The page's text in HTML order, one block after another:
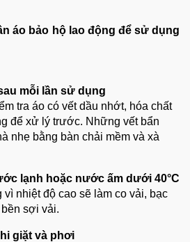
áo bảo hộ lao động để sử dụng
mỗi lần sử dụng
tra áo có vết dầu nhớt, hóa chất
để xử lý trước. Những vết bẩn
nhẹ bằng bàn chải mềm và xà
lạnh hoặc nước ấm dưới 40°C
nhiệt độ cao sẽ làm co vải, bạc
sợi vải.
giặt và phơi